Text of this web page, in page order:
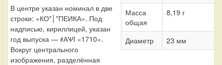
В центре указан номинал в две
строки: «КО"│"ПЕИКА». Под
надписью, кириллицей, указан
год выпуска — ҂АѰI «1710».
Вокруг центрального
изображения, разделённая
Масса
общая
8,19 г
Диаметр 23 мм